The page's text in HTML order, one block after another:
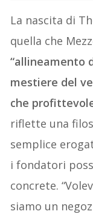
La nascita di
quella che
“allineamento
mestiere del
che
riflette una
semplice
i fondatori
concrete.
siamo un